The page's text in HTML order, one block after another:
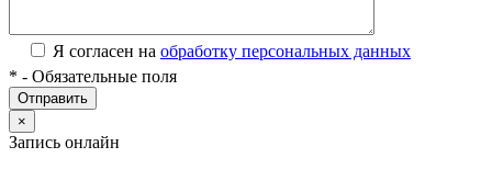
Я согласен на обработку персональных данных
* - Обязательные поля
×
Запись онлайн